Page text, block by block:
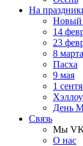
На
Новый
14
23
8 марта
Пасха
9 мая
1
День
Связь
Мы
О нас